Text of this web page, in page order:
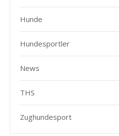
Hunde
Hundesportler
News
THS
Zughundesport